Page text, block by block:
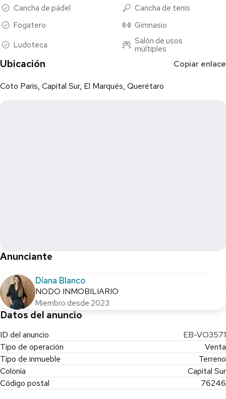
Cancha de pádel
Cancha de tenis
Fogatero
Gimnasio
Ludoteca
Salón de usos
múltiples
Ubicación Copiar enlace
Coto Paris, Capital Sur, El Marqués, Querétaro
Anunciante
Díana Blanco
NODO INMOBILIARIO
Miembro desde 2023
Datos del anuncio
ID del anuncio
EB-VO3571
Tipo de operación
Venta
Tipo de inmueble
Terreno
Colonia
Capital Sur
Código postal
76246